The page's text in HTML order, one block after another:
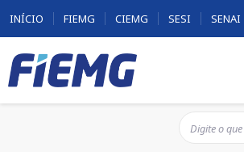
INÍCIO FIEMG CIEMG SESI SENAI